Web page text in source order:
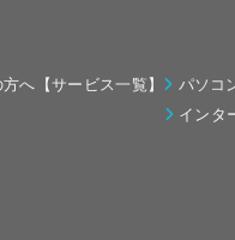
へ【サービス一覧】 パソコ
インタ